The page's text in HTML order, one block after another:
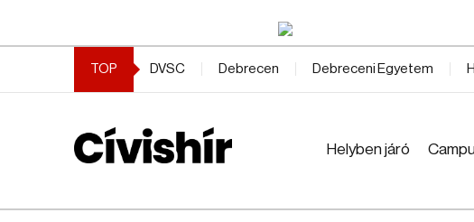
TOP DVSC Debrecen Debreceni Egyetem
Helyben járó